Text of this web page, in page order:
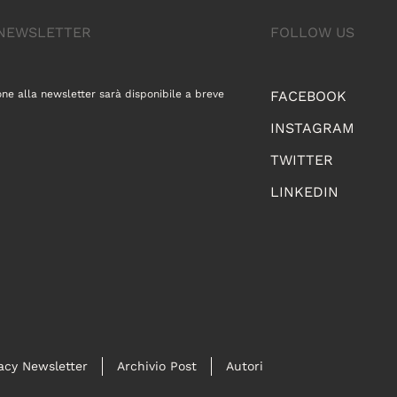
FOLLOW US
FACEBOOK
INSTAGRAM
TWITTER
LINKEDIN
alla newsletter sarà disponibile a breve
Newsletter Archivio Post Autori